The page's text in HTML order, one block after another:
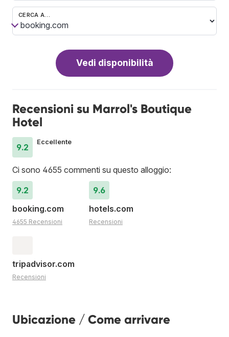
CERCA A…
Vedi disponibilità
Recensioni su Marrol's Boutique
Hotel
9.2
Eccellente
Ci sono 4655 commenti su questo alloggio:
9.2
booking.com
4655 Recensioni
9.6
hotels.com
Recensioni
tripadvisor.com
Recensioni
Ubicazione / Come arrivare